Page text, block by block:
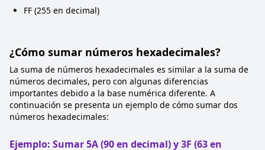
FF (255 en decimal)
¿Cómo sumar números hexadecimales?
La suma de números hexadecimales es similar a la suma de
números decimales, pero con algunas diferencias
importantes debido a la base numérica diferente. A
continuación se presenta un ejemplo de cómo sumar dos
números hexadecimales:
Ejemplo: Sumar 5A (90 en decimal) y 3F (63 en